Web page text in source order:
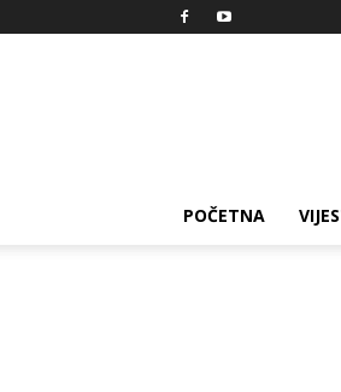
POČETNA